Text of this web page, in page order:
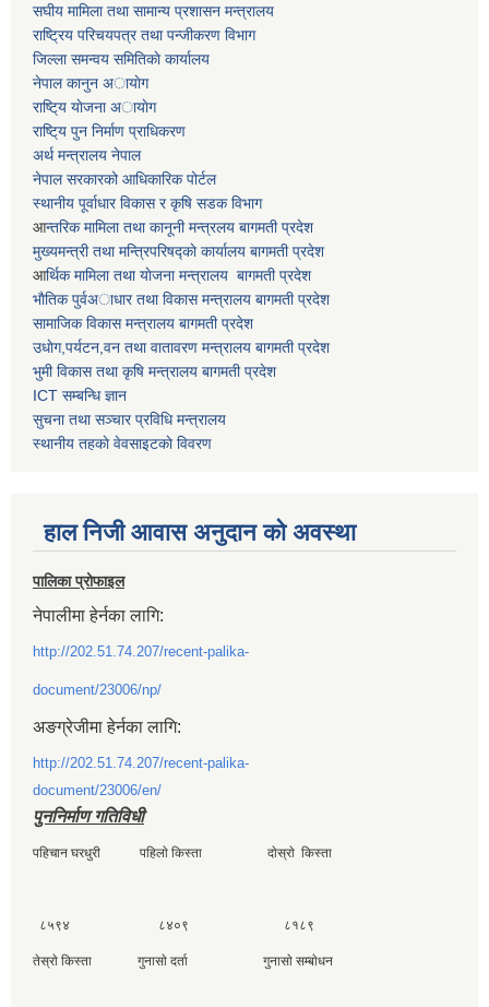
स‌घीय मामिला तथा सामान्य प्रशासन मन्त्रालय
राष्ट्रिय परिचयपत्र तथा पन्जीकरण विभाग
जिल्ला समन्वय समितिकाे कार्यालय
नेपाल कानुन अायाेग
राष्टि्य याेजना अायाेग
राष्टि्य पुन निर्माण प्राधिकरण
अर्थ मन्त्रालय नेपाल
नेपाल सरकारको आधिकारिक पोर्टल
स्थानीय पूर्वाधार विकास र कृषि सडक विभाग
आन्तरिक मामिला तथा कानूनी मन्त्रलय बागमती प्रदेश
मुख्यमन्त्री तथा मन्त्रिपरिषद्काे कार्यालय बागमती प्रदेश
आर्थिक मामिला तथा याेजना मन्त्रालय बागमती प्रदेश
भाैतिक पुर्वअाधार तथा विकास मन्त्रालय बागमती प्रदेश
सामाजिक विकास मन्त्रालय बागमती प्रदेश
उधाेग,पर्यटन,वन तथा वातावरण मन्त्रालय बागमती प्रदेश
भुमी विकास तथा कृषि मन्त्रालय बागमती प्रदेश
ICT सम्बन्धि ज्ञान
सुचना तथा सञ्चार प्रविधि मन्त्रालय
स्थानीय तहकाे वेवसाइटकाे विवरण
हाल निजी आवास अनुदान काे अवस्था
पालिका प्रोफाइल
नेपालीमा हेर्नका लागि:
http://202.51.74.207/recent-palika-
document/23006/np/
अङग्रेजीमा हेर्नका लागि:
http://202.51.74.207/recent-palika-
document/23006/en/
पुननिर्माण गतिविधी
पहिचान घरधुरी पहिलाे किस्ता दाेस्राे किस्ता
८५९४ ८४०९ ८१८९
तेस्राे किस्ता गुनासाे दर्ता गुनासाे सम्बाेधन